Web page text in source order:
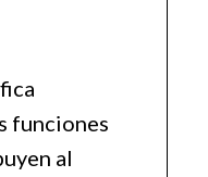
funciones
al